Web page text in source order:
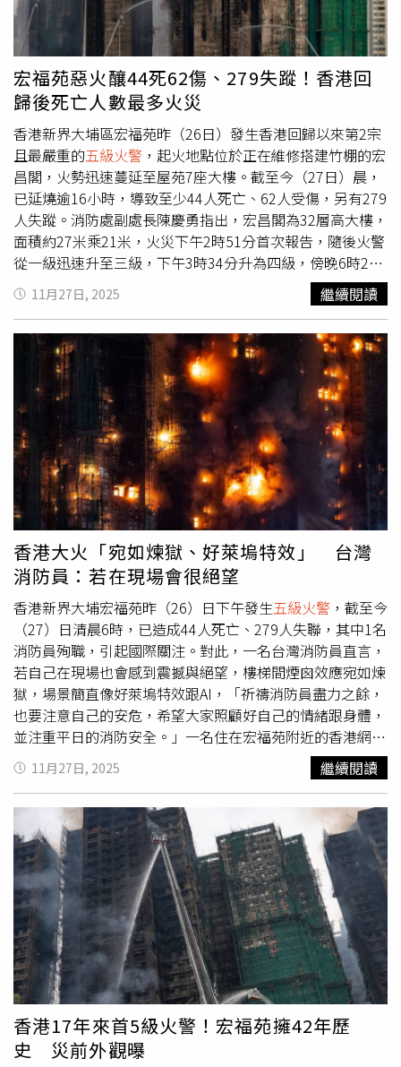
毛、塑膠、橡膠等可燃性固體所引起。可藉水或含水溶液的
冷卻作用，使燃燒物溫度降低，達到滅火效果，也可採窒息
方式、移除可燃物等。B類（油類火災）：石油類、有機溶
劑、油漆類、油脂類等可燃性液體，及可燃性固體引起的火
災。可用掩蓋法隔離氧氣，採窒息方式滅火，或移除可燃物
降低溫度。C 類（電氣火災）：涉及電線、馬達、變壓器等
通電中的電氣設備所引起的火災。使用不導電的滅火劑控制
火勢，也可截斷電源後，依情況採A或B類火災方式滅火。D
類（金屬火災）：鈉、鉀、鎂、鋰與鋯等可燃性金屬物質，
及禁水性物質引起的火災。通常需使用針對金屬火災的特定
滅火劑，才能有效滅火，並視金屬種類使用特定滅火劑。也
可嘗試用窒息或移除可燃物方式滅火，但不可用水滅火，恐
因氧化反應使火勢更旺。
意識。」他亦表示，對於表達方式可能引起的誤解或不適，
誠懇致歉，並對所有受影響人士及災難中的傷亡者致以慰
問。他在聲明中表示：「在災難面前，最重要的是尊重與同
理……我會以更謹慎的態度處理未來的言論。」並重申尊重
每位消防人員的付出與市民的感受，盼外界理解與包容。林
子幸畢業於香港演藝學院表演系，持有藝術（榮譽）學士學
位，曾參與多部電視劇演出，包括今年初的TVB劇集《奔跑
吧！勇敢的女人們》，以及過往的《使徒行者》、《愛回家
之開心速遞》等，亦曾參演ViuTV劇集。林子幸其後發文澄
清並道歉，強調貼文原意為關心風險意識，無意推銷。（圖
／翻攝自IG）
免延誤逃生避難時機而不幸受困火場。●正確的火場逃生避
難流程：一、開門，往一樓往外逃生。火場逃生最佳策略就
是離開建築物，濃煙平均上升速度為每秒3至5公尺，人平均
往上速度為每秒0.5公尺，人往上跑跑不贏煙，因此火場逃
生原則為往下逃生。要特別注意的是，開門之前應先觸摸門
板上方測試溫度及觀察門外是否有煙霧，如果門板上方溫度
很高覺得燙手時，表示門的另一邊已是高溫的狀態，切勿開
門，並改採其它逃生避難路線。若未感高溫，先開一條門縫
觀察門外狀況是否有煙霧，若無煙霧再行逃生，並隨手關
門；若有煙霧則應關門退回室內，並用衣物或毛巾將門縫塞
住，防止煙霧流入，改採其他逃生避難路線。二、至樓梯間
未見煙霧，即可繼續往下往外逃生。僅確認樓梯裡沒有任何
煙霧時，才可以選擇走樓梯往下避難，選擇走有防火門的安
全梯逃生是最佳選擇，因為關上防火門可阻絕火勢及濃煙擴
散至安全梯間，形成安全的逃生環境。三、樓梯間往下逃生
時發現煙霧，應改採水平方向尋找其它逃生避難路線。若發
現有煙霧從樓梯間下方蔓延上來，表示下方發生火災，是一
個很危險的環境，此時不應往上跑或繼續往下跑，而是要選
擇水平方向尋找其他逃生避難路線，並關門以防止火勢及濃
煙侵入，再用衣物或毛巾將門縫塞住，防止煙霧流入。四、
平時應規劃2個方向逃生路線，當主要逃生出口無法往下往
外逃生時，尋找第二逃生出口往下往外逃生；若第二逃生出
口也受阻礙，則改往相對安全空間關門避難，等待消防人員
救援。火場逃生避難原則。（圖／內政部消防署）此外，消
防署也提醒，火場逃生避難時，一定要記得隨手關門，如果
起火點在居室內或屋內，逃離時要記得隨手關起房門及大
門，可以將火勢及濃煙侷限在起火居室內或屋內，以利其他
房間或樓層的人順利逃生避難。若優先逃生路線的安全梯或
直通樓梯都遭到火勢或濃煙侵襲，導致無法利用，也無法前
往相對安全的空間內避難時，才使用緩降機等避難器具進行
逃生避難。消防署曝光操作口訣「掛、丟、套、束、推」：
1、展開固定架，自盒中取出緩降機，將緩降機掛鈎確實
【掛】在固定架鈎環上。2、從窗口【丟】下輪盤，確認下
方沒有障礙物阻擋。3、將安全帶【套】於腋下。4、將束帶
【束】至胸口。5、攀出牆外，身體面向牆面，雙手輕
【推】牆壁；落地後，將繩索另一端的載具套環束帶拉至頂
端，以利下一位人員操作。火場內使用緩降機等避難器具操
作方式。（圖／內政部消防署）
宏福苑惡火釀44死62傷、279失蹤！香港回
歸後死亡人數最多火災
香港新界大埔區宏福苑昨（26日）發生香港回歸以來第2宗
且最嚴重的五級火警 ，起火地點位於正在維修搭建竹棚的宏
昌閣，火勢迅速蔓延至屋苑7座大樓。截至今（27日）晨，
已延燒逾16小時，導致至少44人死亡、62人受傷，另有279
人失蹤。消防處副處長陳慶勇指出，宏昌閣為32層高大樓，
面積約27米乘21米，火災下午2時51分首次報告，隨後火警
從一級迅速升至三級，下午3時34分升為四級，傍晚6時22
分升至五級。事件目前已造成至少44人死亡，另有279人失
蹤。消防處透露，有62人受傷送醫，其中45人情況危殆。
香港新界大埔區宏福苑昨（26日）發生香港回歸以來第2宗
且最嚴重的
五級火警
。（圖／達志／美聯社）現場環境極其
惡劣，燃燒的棚架不斷掉落，消防出動767人，使用8條水
管及7部雲梯車救援。部分樓層因高溫仍無法進入，消防呼
籲被困居民關好門窗、用濕毛巾及膠紙封住縫隙，並報告單
位號碼及人數。此次火災中，37歲殉職消防員何偉豪入職9
年，駐守沙田消防局，負責細搶救車前往現場滅火救援，於
下午3時30分失去聯絡，後被尋獲時已陷入昏迷，送院搶救
後不治。消防處處長楊恩健表示，何偉豪英勇盡職，部門上
下對其離世深感痛惜，已向家屬致以慰問。香港特別行政區
行政長官李家超於沙田威爾斯親王醫院召開記者會說明情
況。國家主席習近平亦發表聲明慰問，呼籲「全力以赴」減
少傷亡。香港新界大埔區宏福苑昨（26日）發生香港回歸以
來第2宗且最嚴重的五級火警 。（圖／達志／美聯社）歷史
上，1918年跑馬地馬場大火造成逾600人死亡，為香港最嚴
重火災。近年重大火災包括1996年油麻地嘉利大廈火災41
死80傷，以及2008年旺角嘉禾大廈火災4死55傷。此次大火
是香港回歸後死亡人數最多的火災，也凸顯建築維修安全及
緊急應變的重要性。
11月27日, 2025 繼續閱讀
香港大火「宛如煉獄、好萊塢特效」 台灣
消防員：若在現場會很絕望
香港新界大埔宏福苑昨（26）日下午發生五級火警 ，截至今
（27）日清晨6時，已造成44人死亡、279人失聯，其中1名
消防員殉職，引起國際關注。對此，一名台灣消防員直言，
若自己在現場也會感到震撼與絕望，樓梯間煙囪效應宛如煉
獄，場景簡直像好萊塢特效跟AI，「祈禱消防員盡力之餘，
也要注意自己的安危，希望大家照顧好自己的情緒跟身體，
並注重平日的消防安全。」一名住在宏福苑附近的香港網
友，26日晚間於Threads發出救災現場的畫面，悲傷寫道
「晚上火花更悲壯了，死難者和殉職消防員RIP。」貼文曝
光後，吸引許多台灣網友表達哀悼，表示「祈求香港安
好」、「RIP，希望不要再增加傷亡人數了」、「這是我第
一次希望這是AI影片，願香港平安」、「台灣人希望香港人
能好好度過這次悲傷的意外」、「天佑香港」。另外，也釣
出一名台灣消防員留言，他直言「若我在現場，也會感到震
撼跟絕望」。他表示樓層太高，雲梯極限不到一半，而樓梯
間煙囪效應宛如煉獄，「這場景簡直像好萊塢特效跟AI。」
該名消防員表示，裡面的受困者一定很恐懼、痛苦、煎熬，
而在大樓外的指揮官跟入室的消防員們，也承受著巨大的壓
力。「那種熾熱高溫，熱衰竭，伸手不見五指的濃煙火流，
那種無力感令人絕望。」該名消防員認為，也許躲在不靠外
牆的室內房間內是唯一辦法，但玻璃燒破，裡面的住戶也不
知道能往哪裡逃生，「我擔心的是，這種絕境，別說一般
11月27日, 2025 繼續閱讀
香港17年來首5級火警！宏福苑擁42年歷
史 災前外觀曝